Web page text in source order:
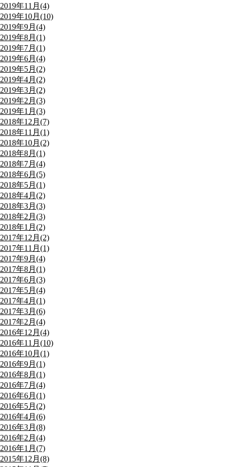
2019年11月(4)
2019年10月(10)
2019年9月(4)
2019年8月(1)
2019年7月(1)
2019年6月(4)
2019年5月(2)
2019年4月(2)
2019年3月(2)
2019年2月(3)
2019年1月(3)
2018年12月(7)
2018年11月(1)
2018年10月(2)
2018年8月(1)
2018年7月(4)
2018年6月(5)
2018年5月(1)
2018年4月(2)
2018年3月(3)
2018年2月(3)
2018年1月(2)
2017年12月(2)
2017年11月(1)
2017年9月(4)
2017年8月(1)
2017年6月(3)
2017年5月(4)
2017年4月(1)
2017年3月(6)
2017年2月(4)
2016年12月(4)
2016年11月(10)
2016年10月(1)
2016年9月(1)
2016年8月(1)
2016年7月(4)
2016年6月(1)
2016年5月(2)
2016年4月(6)
2016年3月(8)
2016年2月(4)
2016年1月(7)
2015年12月(8)